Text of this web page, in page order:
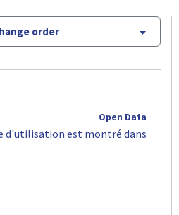
order
Open Data
d'utilisation est montré dans